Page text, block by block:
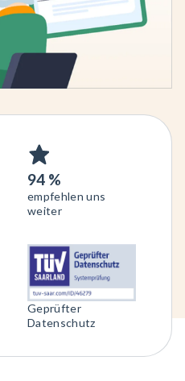
94 %
empfehlen uns
weiter
Geprüfter
Datenschutz